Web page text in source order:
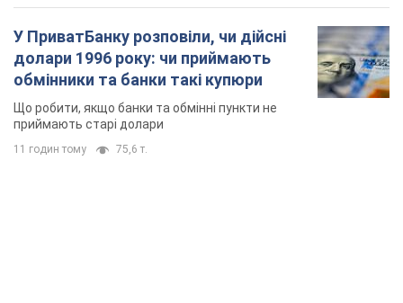
У ПриватБанку розповіли, чи дійсні
долари 1996 року: чи приймають
обмінники та банки такі купюри
Що робити, якщо банки та обмінні пункти не
приймають старі долари
11 годин тому 75,6 т.